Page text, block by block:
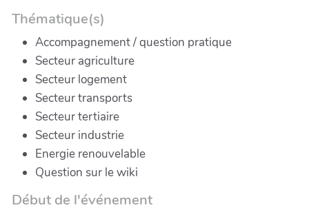
Thématique(s)
Accompagnement / question pratique
Secteur agriculture
Secteur logement
Secteur transports
Secteur tertiaire
Secteur industrie
Energie renouvelable
Question sur le wiki
Début de l'événement